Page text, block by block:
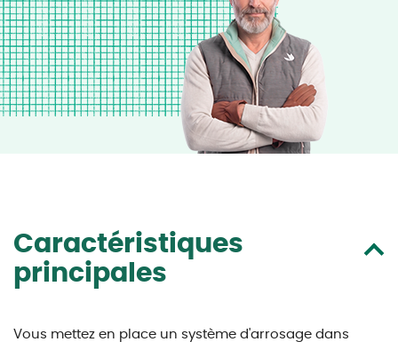
Caractéristiques
principales
Vous mettez en place un système d'arrosage dans